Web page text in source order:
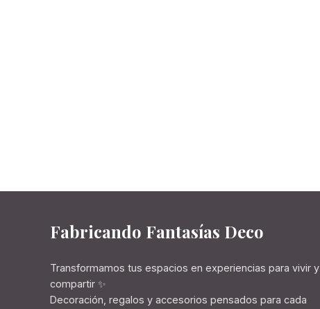
Fabricando Fantasías Deco
Transformamos tus espacios en experiencias para vivir y
compartir ✨
Decoración, regalos y accesorios pensados para cada